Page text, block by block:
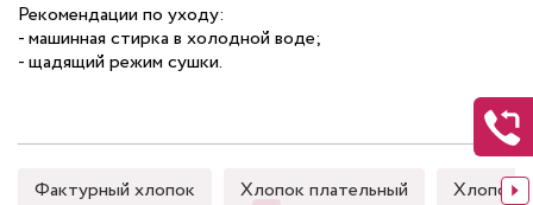
Рекомендации по уходу:
- машинная стирка в холодной воде;
- щадящий режим сушки.
Фактурный хлопок Хлопок плательный Хлопок